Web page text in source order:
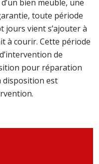
bien meuble, une
toute période
jours vient s’ajouter à
à courir. Cette période
de
pour réparation
disposition est